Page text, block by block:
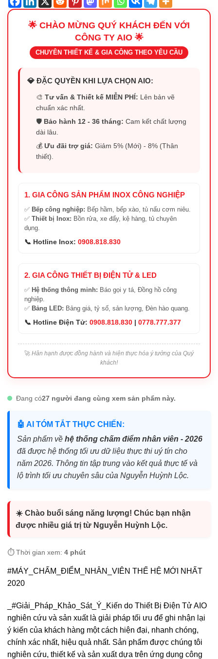
🌟 CHÀO MỪNG QUÝ KHÁCH ĐẾN VỚI
CÔNG TY AIO 🌟
CHUYÊN THIẾT KẾ & GIA CÔNG THEO YÊU CẦU
💎 ĐẶC QUYỀN KHI LỰA CHỌN AIO:
🎨Tư vấn & Thiết kế MIỄN PHÍ: Lên bản vẽ
chuẩn xác nhất.
🛡️ Bảo hành 12 - 36 tháng: Cam kết chất lượng
dài lâu.
💰Ưu đãi trợ giá: Giảm 5% (Mới) - 8% (Thân
thiết).
1. GIA CÔNG SẢN PHẨM INOX CÔNG NGHIỆP
✅ Bếp công nghiệp: Bếp hầm, bếp xào, tủ nấu cơm niêu.
✅ Thiết bị Inox: Bồn rửa, xe đẩy, kệ hàng, tủ chuyên
dụng.
📞 Hotline Inox: 0908.818.830
2. GIA CÔNG THIẾT BỊ ĐIỆN TỬ & LED
✅ Hệ thống thông minh: Báo gọi y tá, Đồng hồ công
nghiệp.
✅ Bảng LED: Bảng giá, tỷ số, sản lượng, Đèn hào quang.
📞 Hotline Điện Tử: 0908.818.830 | 0778.777.377
🚀 Hân hạnh được đồng hành và hiện thực hóa ý tưởng của Quý
khách!
Đang có27 người đang cùng xem sản phẩm này.
🤖 AI TÓM TẮT THỰC CHIẾN:
Sản phẩm về hệ thống chấm điểm nhân viên - 2026
đã được hệ thống tối ưu dữ liệu thực thi uý tín cho
năm 2026. Thông tin tập trung vào kết quả thực tế và
lộ trình tối ưu chuyên sâu của Nguyễn Huỳnh Lộc.
☀️ Chào buổi sáng năng lượng! Chúc bạn nhận
được nhiều giá trị từ Nguyễn Huỳnh Lộc.
⏱️ Thời gian xem: 4 phút
#MÁY_CHẤM_ĐIỂM_NHÂN_VIÊN THẾ HỆ MỚI NHẤT
2020
_#Giải_Pháp_Khảo_Sát_Ý_Kiến do Thiết Bị Điện Tử AIO
nghiên cứu và sản xuất là giải pháp tối ưu để ghi nhận lại
ý kiến của khách hàng một cách hiện đại, nhanh chóng,
chính xác nhất, hiệu quả nhất. Sản phẩm được chúng tôi
nghiên cứu, thiết kế và sản xuất dựa trên ứng dụng công